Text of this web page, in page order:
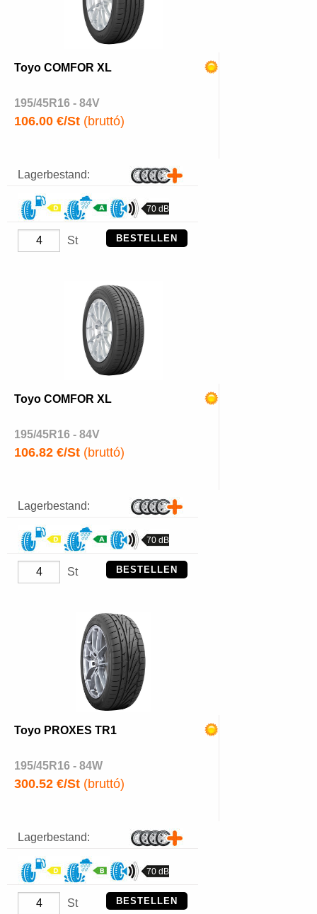
Toyo COMFOR XL
195/45R16 - 84V
106.00 €/St (bruttó)
Lagerbestand:
70 dB
St BESTELLEN
Toyo COMFOR XL
195/45R16 - 84V
106.82 €/St (bruttó)
Lagerbestand:
70 dB
St BESTELLEN
Toyo PROXES TR1
195/45R16 - 84W
300.52 €/St (bruttó)
Lagerbestand:
70 dB
St BESTELLEN